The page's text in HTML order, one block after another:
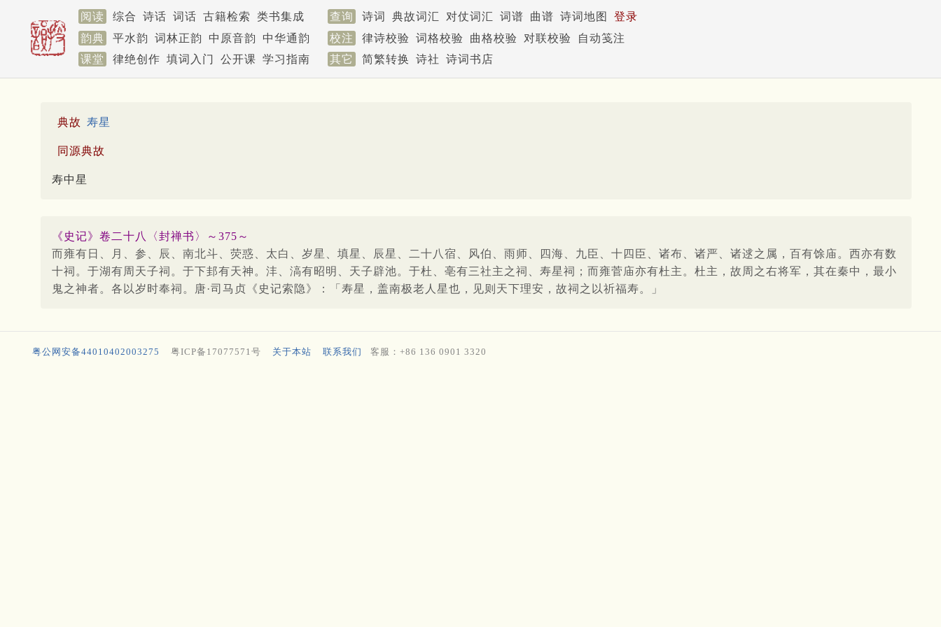
阅读 综合 诗话 词话 古籍检索 类书集成 查询 诗词 典故词汇 对仗词汇 词谱 曲谱 诗词地图
登录
韵典
平水韵 词林正韵 中原音韵 中华通韵 校注 律诗校验 词格校验 曲格校验 对联校验
自动笺注
课堂
律绝创作 填词入门 公开课 学习指南 其它 简繁转换 诗社 诗词书店
典故 寿星
同源典故
寿中星
《史记》卷二十八〈封禅书〉～375～
而雍有日、月、参、辰、南北斗、荧惑、太白、岁星、填星、辰星、二十八宿、风伯、雨师、四海、九臣、十四臣、诸布、诸严、诸逑之属，百有馀庙。西亦有数
十祠。于湖有周天子祠。于下邽有天神。沣、滈有昭明、天子辟池。于杜、亳有三社主之祠、寿星祠；而雍菅庙亦有杜主。杜主，故周之右将军，其在秦中，最小
鬼之神者。各以岁时奉祠。唐·司马贞《史记索隐》：「寿星，盖南极老人星也，见则天下理安，故祠之以祈福寿。」
粤公网安备44010402003275 粤ICP备17077571号 关于本站 联系我们 客服：+86 136 0901 3320